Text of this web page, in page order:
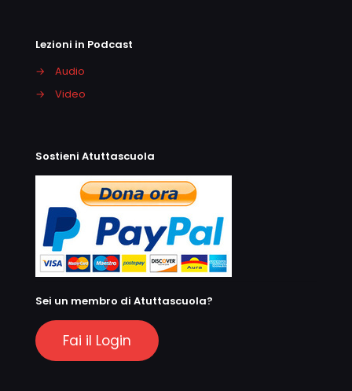
Lezioni in Podcast
→
Audio
→
Video
Sostieni Atuttascuola
Sei un membro di Atuttascuola?
Fai il Login